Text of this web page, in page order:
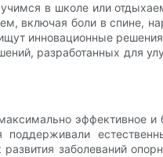
в школе или
включая боли в спине,
инновационные
разработанных для
эффективное и
заболеваний